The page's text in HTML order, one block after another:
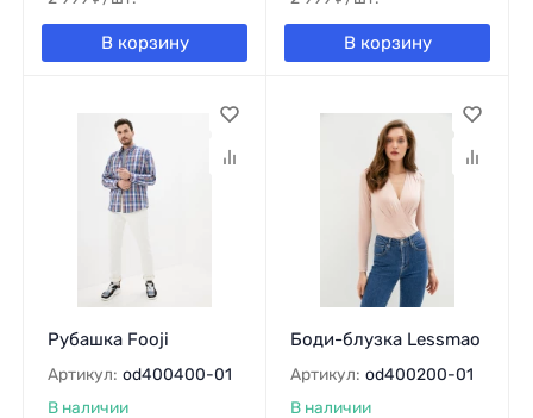
В корзину В корзину
Рубашка Fooji
Артикул: od400400-01
В наличии
Боди-блузка Lessmao
Артикул: od400200-01
В наличии